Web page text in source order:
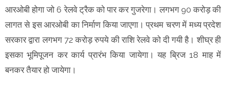
आरओबी होगा जो 6 रेलवे ट्रैक को पार कर गुजरेगा। लगभग 90 करोड़ की
लागत से इस आरओबी का निर्माण किया जाएगा। प्रथम चरण में मध्य प्रदेश
सरकार द्वारा लगभग 72 करोड़ रुपये की राशि रेलवे को दी गयी है। शीघ्र ही
इसका भूमिपूजन कर कार्य प्रारंभ किया जायेगा। यह ब्रिज 18 माह में
बनकर तैयार हो जायेगा।